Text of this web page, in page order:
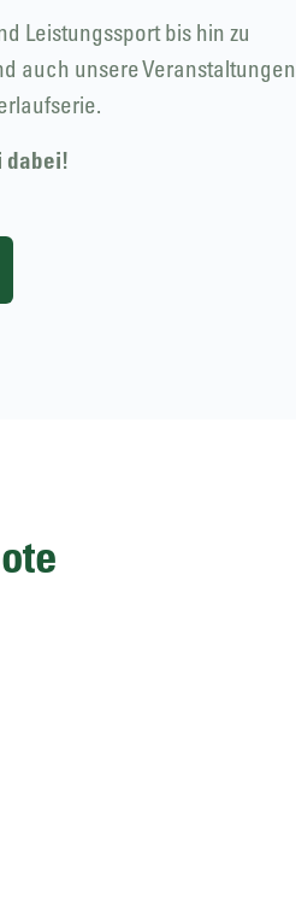
Leistungssport bis hin zu
auch unsere Veranstaltungen
dabei!